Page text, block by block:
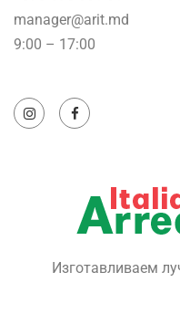
manager@arit.md
9:00 – 17:00
Изготавливаем